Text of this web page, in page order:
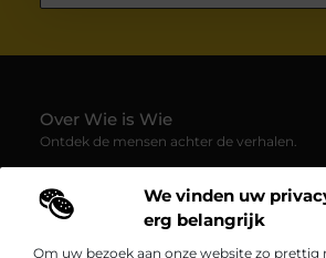
We vinden uw
erg belangrijk
Om uw bezoek aan onze website zo prettig
Over Wie is Wie
Ontdek de mensen achter de verhalen.
over boeiende persoonlijkheden uit alle
samenleving. Laat je verrassen door